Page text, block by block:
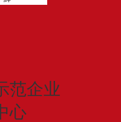
范企业
心